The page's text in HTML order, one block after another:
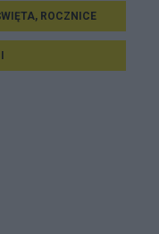
ROCZNICE